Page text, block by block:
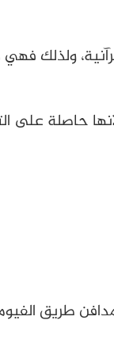
ولذلك فهي
حاصلة على
طريق